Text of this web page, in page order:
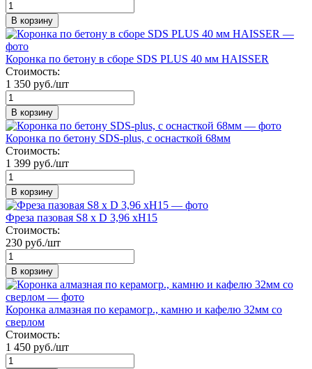
В корзину
Коронка по бетону в сборе SDS PLUS 40 мм HAISSER
Стоимость:
1 350 руб./шт
В корзину
Коронка по бетону SDS-plus, с оснасткой 68мм
Стоимость:
1 399 руб./шт
В корзину
Фреза пазовая S8 х D 3,96 xН15
Стоимость:
230 руб./шт
В корзину
Коронка алмазная по керамогр., камню и кафелю 32мм со
сверлом
Стоимость:
1 450 руб./шт